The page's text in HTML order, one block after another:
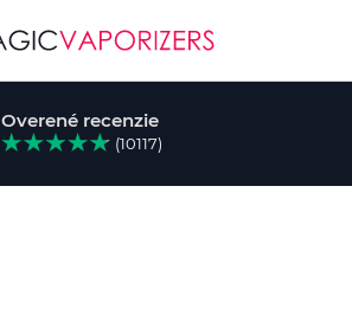
Overené recenzie
(10117)